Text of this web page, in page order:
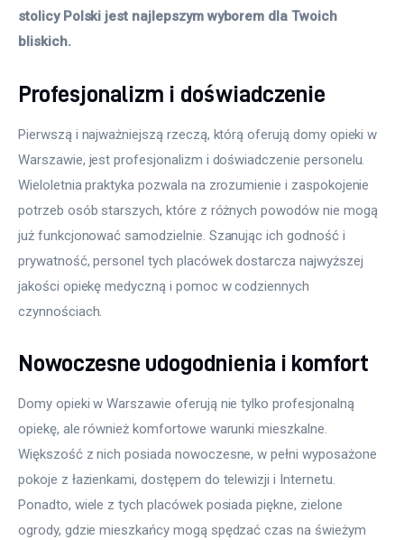
stolicy Polski jest najlepszym wyborem dla Twoich
bliskich.
Profesjonalizm i doświadczenie
Pierwszą i najważniejszą rzeczą, którą oferują domy opieki w
Warszawie, jest profesjonalizm i doświadczenie personelu.
Wieloletnia praktyka pozwala na zrozumienie i zaspokojenie
potrzeb osób starszych, które z różnych powodów nie mogą
już funkcjonować samodzielnie. Szanując ich godność i
prywatność, personel tych placówek dostarcza najwyższej
jakości opiekę medyczną i pomoc w codziennych
czynnościach.
Nowoczesne udogodnienia i komfort
Domy opieki w Warszawie oferują nie tylko profesjonalną
opiekę, ale również komfortowe warunki mieszkalne.
Większość z nich posiada nowoczesne, w pełni wyposażone
pokoje z łazienkami, dostępem do telewizji i Internetu.
Ponadto, wiele z tych placówek posiada piękne, zielone
ogrody, gdzie mieszkańcy mogą spędzać czas na świeżym